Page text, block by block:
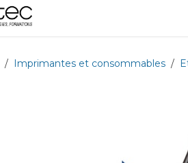
Imprimantes et consommables